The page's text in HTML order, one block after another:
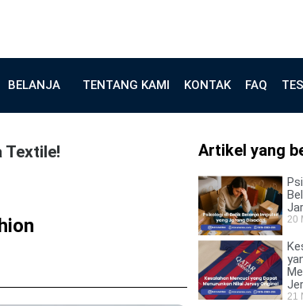
BELANJA TENTANG KAMI KONTAK FAQ
Textile! Artikel yang
20
21